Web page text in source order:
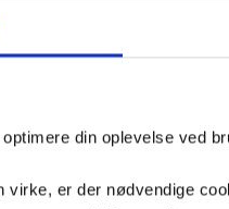
din oplevelse ved
virke, er der nødvendige
Fragt: 99,-